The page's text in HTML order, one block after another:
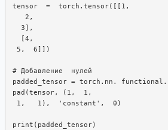
tensor  =  torch.tensor([[1,
   2,
  3],
  [4,
5,  6]])
# Добавление  нулей
padded_tensor = torch.nn. functional.
pad(tensor, (1,  1,
1,   1),  'constant',  0)